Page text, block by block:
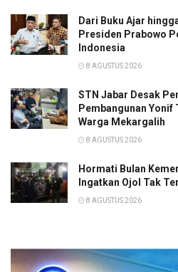
Dari Buku Ajar
Presiden Prabowo
Indonesia
8 AGUSTUS 2026
STN Jabar Desak
Pembangunan Yonif
Warga Mekargalih
8 AGUSTUS 2026
Hormati Bulan
Ingatkan Ojol Tak
8 AGUSTUS 2026